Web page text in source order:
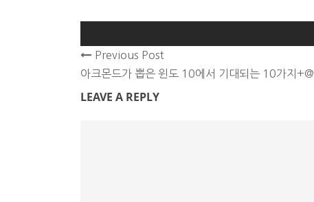
Previous Post
아크몬드가 뽑은 윈도 10에서 기대되는 10가지+@
LEAVE A REPLY